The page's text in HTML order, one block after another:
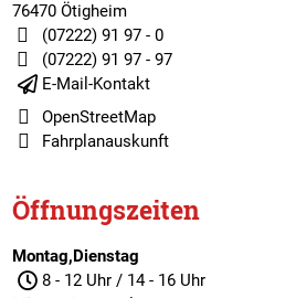
76470 Ötigheim
(07222) 91 97 - 0
(07222) 91 97 - 97
E-Mail-Kontakt
OpenStreetMap
Fahrplanauskunft
Öffnungszeiten
Montag,Dienstag
8 - 12 Uhr / 14 - 16 Uhr